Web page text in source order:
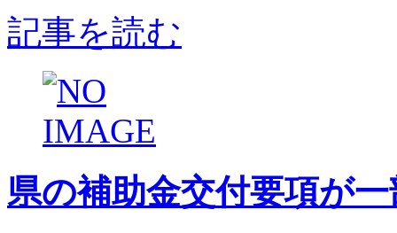
記事を読む
県の補助金交付要項が